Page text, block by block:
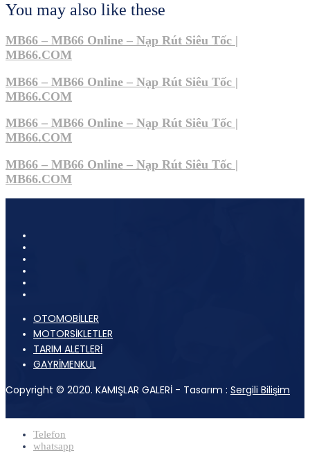
You may also like these
MB66 – MB66 Online – Nạp Rút Siêu Tốc |
MB66.COM
MB66 – MB66 Online – Nạp Rút Siêu Tốc |
MB66.COM
MB66 – MB66 Online – Nạp Rút Siêu Tốc |
MB66.COM
MB66 – MB66 Online – Nạp Rút Siêu Tốc |
MB66.COM
OTOMOBİLLER
MOTORSİKLETLER
TARIM ALETLERİ
GAYRİMENKUL
Copyright © 2020. KAMIŞLAR GALERİ - Tasarım : Sergili Bilişim
Telefon
whatsapp